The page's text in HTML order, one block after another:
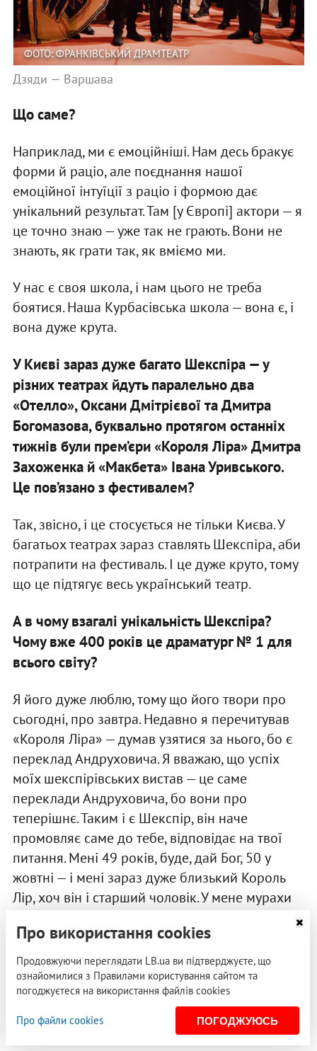
ФОТО: ФРАНКІВСЬКИЙ ДРАМТЕАТР
Дзяди — Варшава
Що саме?
Наприклад, ми є емоційніші. Нам десь бракує
форми й раціо, але поєднання нашої
емоційної інтуїції з раціо і формою дає
унікальний результат. Там [у Європі] актори — я
це точно знаю — уже так не грають. Вони не
знають, як грати так, як вміємо ми.
У нас є своя школа, і нам цього не треба
боятися. Наша Курбасівська школа — вона є, і
вона дуже крута.
У Києві зараз дуже багато Шекспіра — у
різних театрах йдуть паралельно два
«Отелло», Оксани Дмітрієвої та Дмитра
Богомазова, буквально протягом останніх
тижнів були прем’єри «Короля Ліра» Дмитра
Захоженка й «Макбета» Івана Уривського.
Це пов’язано з фестивалем?
Так, звісно, і це стосується не тільки Києва. У
багатьох театрах зараз ставлять Шекспіра, аби
потрапити на фестиваль. І це дуже круто, тому
що це підтягує весь український театр.
А в чому взагалі унікальність Шекспіра?
Чому вже 400 років це драматург № 1 для
всього світу?
Я його дуже люблю, тому що його твори про
сьогодні, про завтра. Недавно я перечитував
«Короля Ліра» — думав узятися за нього, бо є
переклад Андруховича. Я вважаю, що успіх
моїх шекспірівських вистав — це саме
переклади Андруховича, бо вони про
теперішнє. Таким і є Шекспір, він наче
промовляє саме до тебе, відповідає на твої
питання. Мені 49 років, буде, дай Бог, 50 у
жовтні — і мені зараз дуже близький Король
Лір, хоч він і старший чоловік. У мене мурахи
Про використання cookies
Продовжуючи переглядати LB.ua ви підтверджуєте, що
ознайомилися з Правилами користування сайтом та
погоджуєтеся на використання файлів cookies
Про файли cookies ПОГОДЖУЮСЬ